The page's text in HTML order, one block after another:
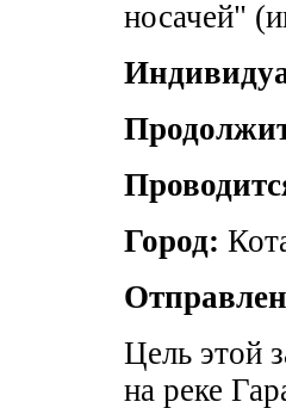
Город:
Цель этой
на реке